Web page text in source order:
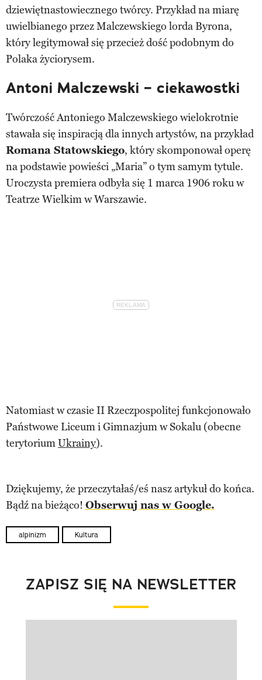
dziewiętnastowiecznego twórcy. Przykład na miarę
uwielbianego przez Malczewskiego lorda Byrona,
który legitymował się przecież dość podobnym do
Polaka życiorysem.
Antoni Malczewski – ciekawostki
Twórczość Antoniego Malczewskiego wielokrotnie
stawała się inspiracją dla innych artystów, na przykład
Romana Statowskiego, który skomponował operę
na podstawie powieści „Maria” o tym samym tytule.
Uroczysta premiera odbyła się 1 marca 1906 roku w
Teatrze Wielkim w Warszawie.
Natomiast w czasie II Rzeczpospolitej funkcjonowało
Państwowe Liceum i Gimnazjum w Sokalu (obecne
terytoriumUkrainy).
Dziękujemy, że przeczytałaś/eś nasz artykuł do końca.
Bądź na bieżąco! Obserwuj nas w Google.
alpinizm Kultura
ZAPISZ SIĘ NA NEWSLETTER